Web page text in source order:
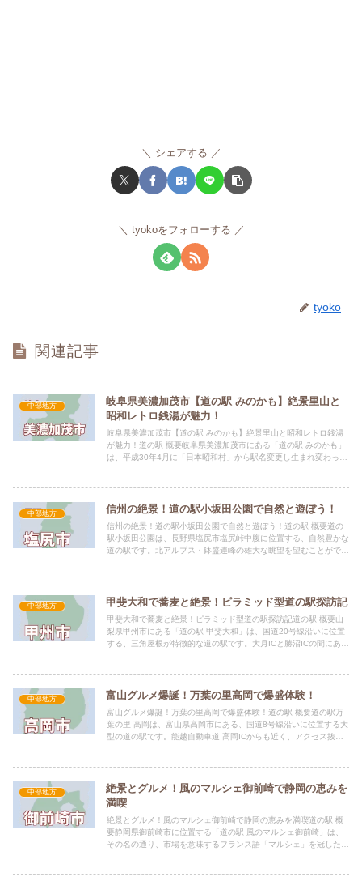
シェアする
tyokoをフォローする
tyoko
関連記事
中部地方
岐阜県美濃加茂市【道の駅 みのかも】絶景里山と
昭和レトロ銭湯が魅力！
岐阜県美濃加茂市【道の駅 みのかも】絶景里山と昭和レトロ銭湯
が魅力！道の駅 概要岐阜県美濃加茂市にある「道の駅 みのかも」
は、平成30年4月に「日本昭和村」から駅名変更し生まれ変わった
中部地方 信州の絶景！道の駅小坂田公園で自然と遊ぼう！
信州の絶景！道の駅小坂田公園で自然と遊ぼう！道の駅 概要道の
駅小坂田公園は、長野県塩尻市塩尻峠中腹に位置する、自然豊かな
道の駅です。北アルプス・鉢盛連峰の雄大な眺望を望むことがで
中部地方 甲斐大和で蕎麦と絶景！ピラミッド型道の駅探訪記
甲斐大和で蕎麦と絶景！ピラミッド型道の駅探訪記道の駅 概要山
梨県甲州市にある「道の駅 甲斐大和」は、国道20号線沿いに位置
する、三角屋根が特徴的な道の駅です。大月ICと勝沼ICの間にあ
中部地方 富山グルメ爆誕！万葉の里高岡で爆盛体験！
富山グルメ爆誕！万葉の里高岡で爆盛体験！道の駅 概要道の駅万
葉の里 高岡は、富山県高岡市にある、国道8号線沿いに位置する大
型の道の駅です。能越自動車道 高岡ICからも近く、アクセス抜
中部地方
絶景とグルメ！風のマルシェ御前崎で静岡の恵みを
満喫
絶景とグルメ！風のマルシェ御前崎で静岡の恵みを満喫道の駅 概
要静岡県御前崎市に位置する「道の駅 風のマルシェ御前崎」は、
その名の通り、市場を意味するフランス語「マルシェ」を冠した、